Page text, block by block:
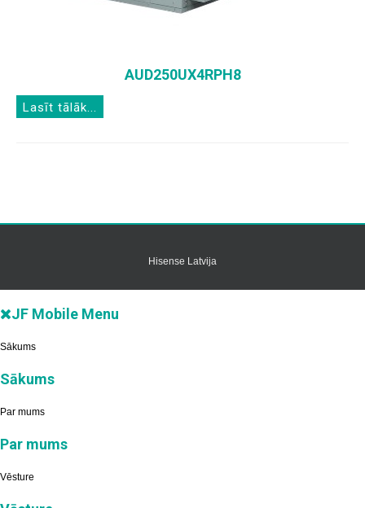
AUD250UX4RPH8
Lasīt tālāk...
Hisense Latvija
JF Mobile Menu
Sākums
Sākums
Par mums
Par mums
Vēsture